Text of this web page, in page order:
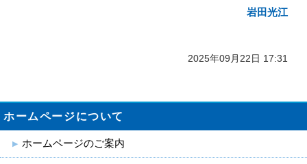
岩田光江
2025年09月22日 17:31
ホームページについて
ホームページのご案内